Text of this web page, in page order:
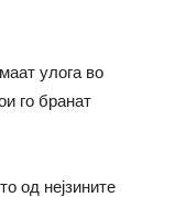
улога во
го бранат
од нејзините